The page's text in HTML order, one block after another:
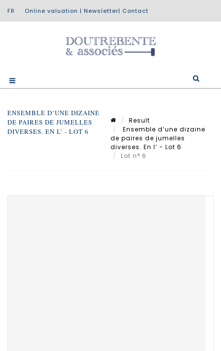
Online valuation | Newsletter| Contact
ENSEMBLE D’UNE DIZAINE
DE PAIRES DE JUMELLES
DIVERSES. EN L’ - LOT 6
Result
Ensemble d’une dizaine
de paires de jumelles
diverses. En l’ - Lot 6
Lot n° 6